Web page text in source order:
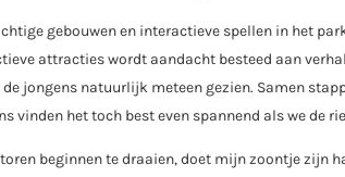
gebouwen en interactieve spellen in het
attracties wordt aandacht besteed aan
jongens natuurlijk meteen gezien. Samen
vinden het toch best even spannend als we de
beginnen te draaien, doet mijn zoontje zijn